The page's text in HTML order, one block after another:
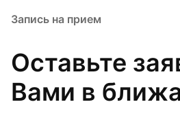
Запись на прием
Оставьте
Вами в